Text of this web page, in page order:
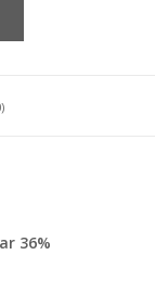
36%